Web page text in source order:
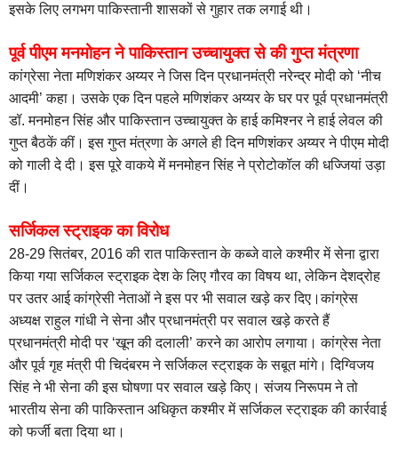
इसके लिए लगभग पाकिस्तानी शासकों से गुहार तक लगाई थी।
पूर्व पीएम मनमोहन ने पाकिस्तान उच्चायुक्त से की गुप्त मंत्रणा
कांग्रेसा नेता मणिशंकर अय्यर ने जिस दिन प्रधानमंत्री नरेन्द्र मोदी को ‘नीच
आदमी’ कहा। उसके एक दिन पहले मणिशंकर अय्यर के घर पर पूर्व प्रधानमंत्री
डॉ. मनमोहन सिंह और पाकिस्तान उच्चायुक्त के हाई कमिश्नर ने हाई लेवल की
गुप्त बैठकें कीं। इस गुप्त मंत्रणा के अगले ही दिन मणिशंकर अय्यर ने पीएम मोदी
को गाली दे दी। इस पूरे वाकये में मनमोहन सिंह ने प्रोटोकॉल की धज्जियां उड़ा
दीं।
सर्जिकल स्ट्राइक का विरोध
28-29 सितंबर, 2016 की रात पाकिस्तान के कब्जे वाले कश्मीर में सेना द्वारा
किया गया सर्जिकल स्ट्राइक देश के लिए गौरव का विषय था, लेकिन देशद्रोह
पर उतर आई कांग्रेसी नेताओं ने इस पर भी सवाल खड़े कर दिए।कांग्रेस
अध्यक्ष राहुल गांधी ने सेना और प्रधानमंत्री पर सवाल खड़े करते हैं
प्रधानमंत्री मोदी पर ‘खून की दलाली’ करने का आरोप लगाया।कांग्रेस नेता
और पूर्व गृह मंत्री पी चिदंबरम ने सर्जिकल स्ट्राइक के सबूत मांगे।दिग्विजय
सिंह ने भी सेना की इस घोषणा पर सवाल खड़े किए।संजय निरूपम ने तो
भारतीय सेना की पाकिस्‍तान अधिकृत कश्‍मीर में सर्जिकल स्‍ट्राइक की कार्रवाई
को फर्जी बता दिया था।